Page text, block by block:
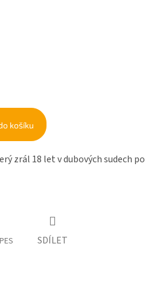
košíku
zrál 18 let v dubových sudech po
SDÍLET